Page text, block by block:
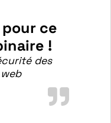
pour ce
!
des